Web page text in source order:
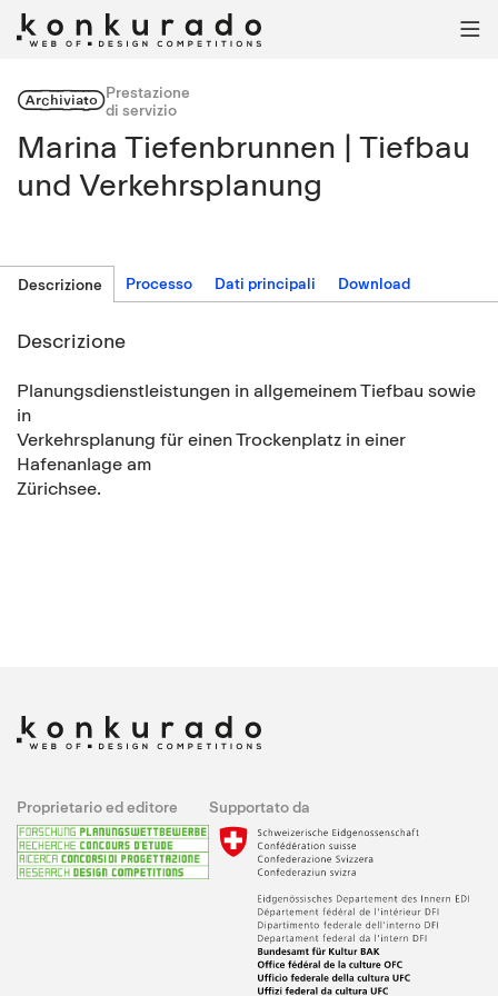

ArchiviatoPrestazione
di servizio
Marina Tiefenbrunnen | Tiefbau
und Verkehrsplanung
Descrizione Processo Dati principali Download
Descrizione
Planungsdienstleistungen in allgemeinem Tiefbau sowie
in
Verkehrsplanung für einen Trockenplatz in einer
Hafenanlage am
Zürichsee.
Proprietario ed editore Supportato da